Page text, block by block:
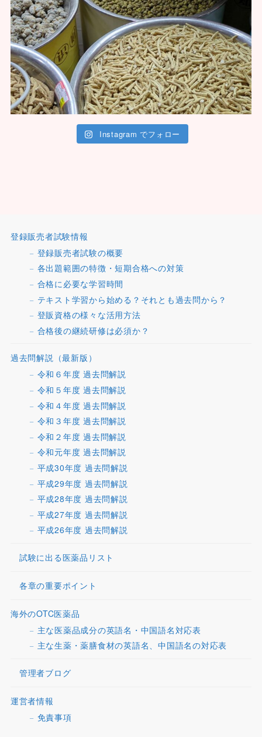
Instagram でフォロー
登録販売者試験情報
登録販売者試験の概要
各出題範囲の特徴・短期合格への対策
合格に必要な学習時間
テキスト学習から始める？それとも過去問から？
登販資格の様々な活用方法
合格後の継続研修は必須か？
過去問解説（最新版）
令和６年度 過去問解説
令和５年度 過去問解説
令和４年度 過去問解説
令和３年度 過去問解説
令和２年度 過去問解説
令和元年度 過去問解説
平成30年度 過去問解説
平成29年度 過去問解説
平成28年度 過去問解説
平成27年度 過去問解説
平成26年度 過去問解説
試験に出る医薬品リスト
各章の重要ポイント
海外のOTC医薬品
主な医薬品成分の英語名・中国語名対応表
主な生薬・薬膳食材の英語名、中国語名の対応表
管理者ブログ
運営者情報
免責事項